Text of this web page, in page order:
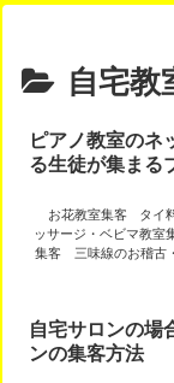
自宅教
ピアノ教室のネ
る生徒が集まる
お花教室集客
タイ
ッサージ・ベビマ教室
集客
三味線のお稽古
自宅サロンの場
ンの集客方法